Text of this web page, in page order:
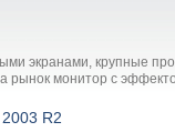
экранами, крупные
рынок монитор с
R2